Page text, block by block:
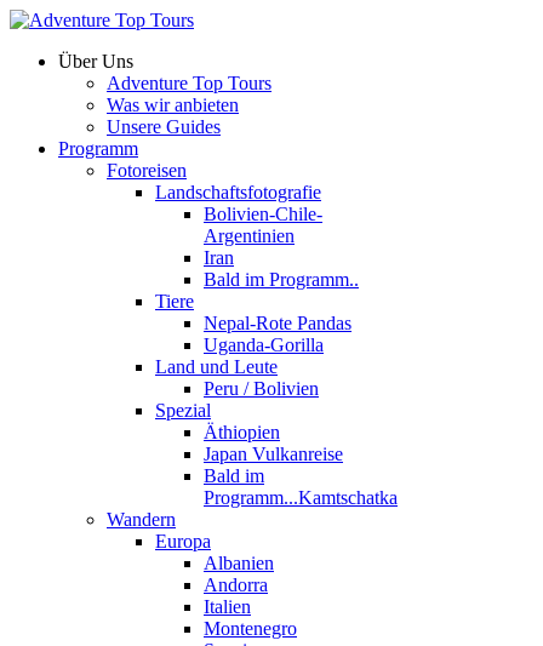
Über Uns
Adventure Top Tours
Was wir anbieten
Unsere Guides
Programm
Fotoreisen
Landschaftsfotografie
Bolivien-Chile-
Argentinien
Iran
Bald im Programm..
Tiere
Nepal-Rote Pandas
Uganda-Gorilla
Land und Leute
Peru / Bolivien
Spezial
Äthiopien
Japan Vulkanreise
Bald im
Programm...Kamtschatka
Wandern
Europa
Albanien
Andorra
Italien
Montenegro